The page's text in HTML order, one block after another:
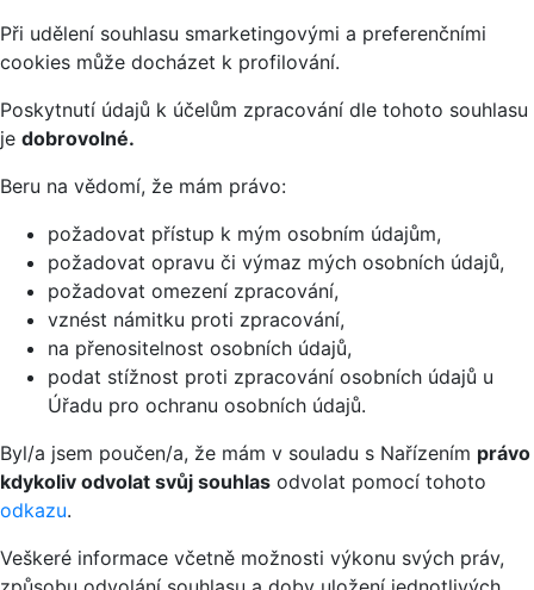
Při udělení souhlasu smarketingovými a preferenčními
cookies může docházet k profilování.
Poskytnutí údajů k účelům zpracování dle tohoto souhlasu
je dobrovolné.
Beru na vědomí, že mám právo:
požadovat přístup k mým osobním údajům,
požadovat opravu či výmaz mých osobních údajů,
požadovat omezení zpracování,
vznést námitku proti zpracování,
na přenositelnost osobních údajů,
podat stížnost proti zpracování osobních údajů u
Úřadu pro ochranu osobních údajů.
Byl/a jsem poučen/a, že mám v souladu s Nařízením právo
kdykoliv odvolat svůj souhlas odvolat pomocí tohoto
odkazu.
Veškeré informace včetně možnosti výkonu svých práv,